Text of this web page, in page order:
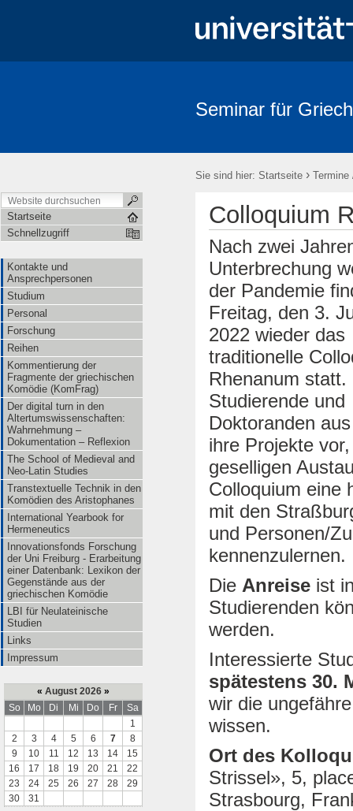
Seminar für
Sie sind hier: Startseite › Termine
Startseite
Schnellzugriff
Kontakte und
Ansprechpersonen
Studium
Personal
Forschung
Reihen
Kommentierung der
Fragmente der griechischen
Komödie (KomFrag)
Der digital turn in den
Altertumswissenschaften:
Wahrnehmung –
Dokumentation – Reflexion
The School of Medieval and
Neo-Latin Studies
Transtextuelle Technik in den
Komödien des Aristophanes
International Yearbook for
Hermeneutics
Innovationsfonds Forschung
der Uni Freiburg - Erarbeitung
einer Datenbank: Lexikon der
Gegenstände aus der
griechischen Komödie
LBI für Neulateinische
Studien
Links
Impressum
« August 2026 »
So
Mo Di Mi Do Fr
Sa
1
2
3 4 5 6 7
8
9
10 11 12 13 14
15
16
17 18 19 20 21
22
23
24 25 26 27 28
29
30
31
Colloquium
Nach zwei
Unterbrechung
der Pandemie
Freitag, den 3.
2022 wieder das
traditionelle
Rhenanum statt.
Studierende und
Doktoranden
ihre Projekte
geselligen
Colloquium eine
mit den
und Personen/
kennenzulernen.
Die Anreise ist
Studierenden
werden.
Interessierte
spätestens 30.
wir die
wissen.
Ort des
Strissel», 5,
Strasbourg,